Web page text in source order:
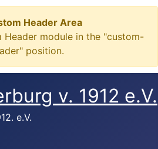
Header Area
Header module in the "custom-
position.
e.V.